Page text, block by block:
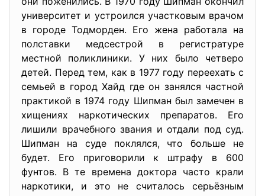
университет и устроился участковым врачом
в городе Тодморден. Его жена работала на
полставки медсестрой в регистратуре
местной поликлиники. У них было четверо
детей. Перед тем, как в 1977 году переехать с
семьей в город Хайд где он занялся частной
практикой в 1974 году Шипман был замечен в
хищениях наркотических препаратов. Его
лишили врачебного звания и отдали под суд.
Шипман на суде поклялся, что больше не
будет. Его приговорили к штрафу в 600
фунтов. В те времена доктора часто крали
наркотики, и это не считалось серьёзным